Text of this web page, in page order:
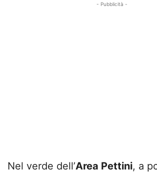
- Pubblicità -
Nel verde dell’Area Pettini, a